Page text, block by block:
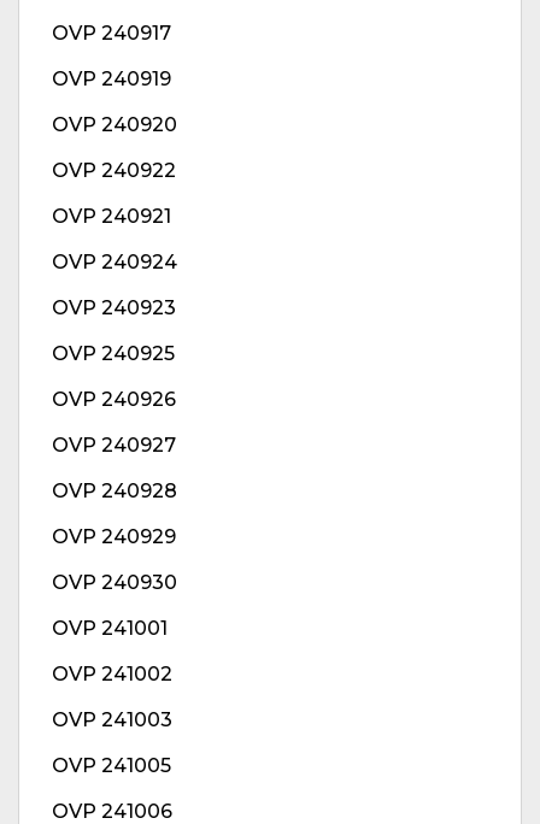
OVP 240917
OVP 240919
OVP 240920
OVP 240922
OVP 240921
OVP 240924
OVP 240923
OVP 240925
OVP 240926
OVP 240927
OVP 240928
OVP 240929
OVP 240930
OVP 241001
OVP 241002
OVP 241003
OVP 241005
OVP 241006